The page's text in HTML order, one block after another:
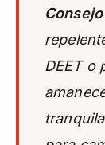
DEET o